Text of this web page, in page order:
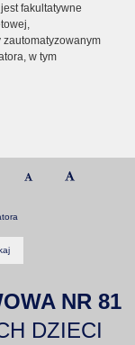
fakultatywne
zautomatyzowanym
w tym
NR 81
DZIECI